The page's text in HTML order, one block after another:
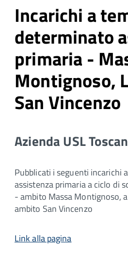
Incarichi a
determinato
primaria -
Montignoso,
San Vincenzo
Azienda USL
Pubblicati i seguenti incarichi
assistenza primaria a ciclo di
- ambito Massa Montignoso,
ambito San Vincenzo
Link alla pagina